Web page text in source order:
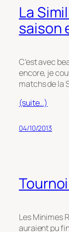
La
saison
C’est avec
encore, je
matchs de la
(suite…)
04/10/2013
Les Minimes
auraient pu